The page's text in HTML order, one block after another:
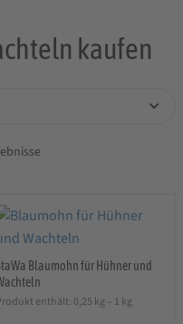
kaufen
Blaumohn für Hühner und
enthält: 0,25 kg– 1 kg